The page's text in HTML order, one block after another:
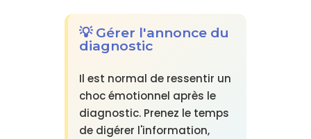
💡 Gérer l'annonce du
diagnostic
Il est normal de ressentir un
choc émotionnel après le
diagnostic. Prenez le temps
de digérer l'information,